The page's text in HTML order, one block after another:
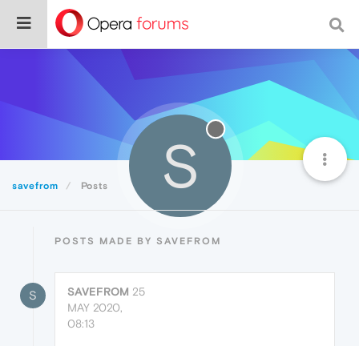
savefrom Posts S
POSTS MADE BY SAVEFROM
S SAVEFROM 25
MAY 2020,
08:13